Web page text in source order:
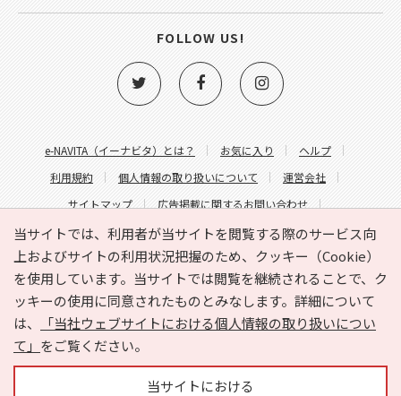
当サイトでは、利用者が当サイトを閲覧する際のサービス向
上およびサイトの利用状況把握のため、クッキー（Cookie）
を使用しています。当サイトでは閲覧を継続されることで、ク
ッキーの使用に同意されたものとみなします。詳細について
は、
「当社ウェブサイトにおける個人情報の取り扱いについ
て」 をご覧ください。
当サイトにおける
e-NAVITA（イーナビタ）とは？ お気に入り
ヘルプ
利用規約
個人情報の取り扱いについて
運営会社
サイトマップ
広告掲載に関するお問い合わせ
サイトの内容に関するお問い合わせ
FOLLOW US!
Copyright © HYOJITO.Co.,Ltd. All Rights Reserved.